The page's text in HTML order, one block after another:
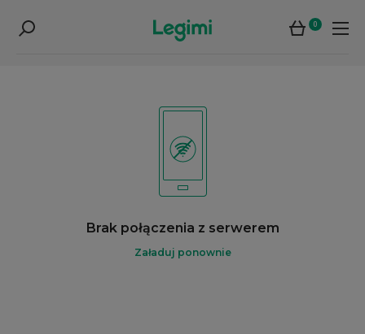
0
Brak połączenia z serwerem
Załaduj ponownie